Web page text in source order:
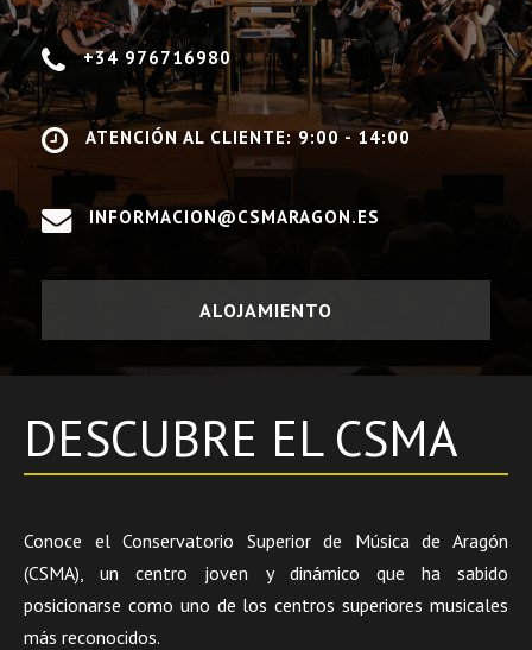
+34 976716980
ATENCIÓN AL CLIENTE: 9:00 - 14:00
INFORMACION@CSMARAGON.ES
ALOJAMIENTO
DESCUBRE EL CSMA
Conoce el Conservatorio Superior de Música de Aragón
(CSMA), un centro joven y dinámico que ha sabido
posicionarse como uno de los centros superiores musicales
más reconocidos.